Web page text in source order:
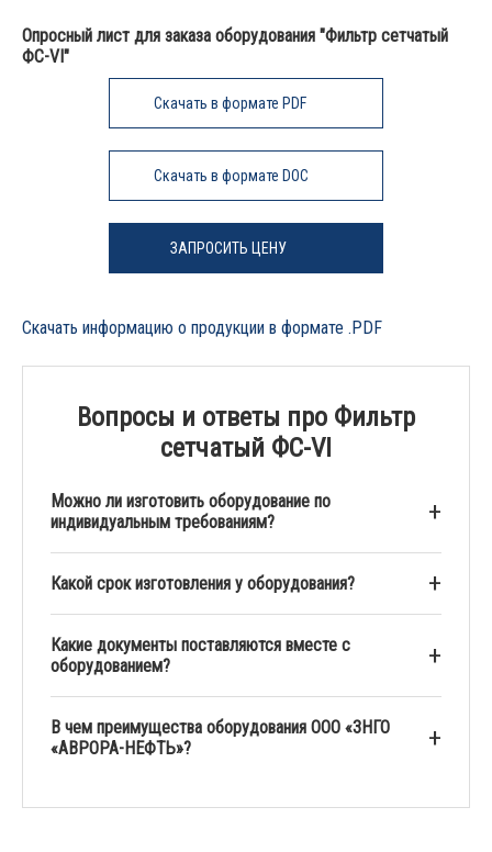
Опросный лист для заказа оборудования "Фильтр сетчатый
ФС-VI"
Скачать в формате PDF
Скачать в формате DOC
ЗАПРОСИТЬ ЦЕНУ
Скачать информацию о продукции в формате .PDF
Вопросы и ответы про Фильтр
сетчатый ФС-VI
Можно ли изготовить оборудование по
индивидуальным требованиям?
Какой срок изготовления у оборудования?
Какие документы поставляются вместе с
оборудованием?
В чем преимущества оборудования ООО «ЗНГО
«АВРОРА-НЕФТЬ»?